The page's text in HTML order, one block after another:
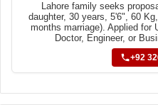
Lahore family seeks
daughter, 30 years, 5'6", 60
months marriage). Applied for
Doctor, Engineer, or
+92